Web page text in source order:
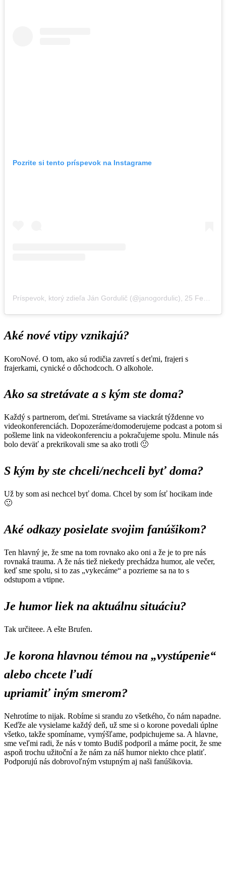
Pozrite si tento príspevok na Instagrame
Príspevok, ktorý zdieľa Ján Gordulič (@janogordulic) 25 Feb 2020 o 3:34 PST
Aké nové vtipy vznikajú?
KoroNové. O tom, ako sú rodičia zavretí s deťmi, frajeri s
frajerkami, cynické o dôchodcoch. O alkohole.
Ako sa stretávate a s kým ste doma?
Každý s partnerom, deťmi. Stretávame sa viackrát týždenne vo
videokonferenciách. Dopozeráme/domoderujeme podcast a potom si
pošleme link na videokonferenciu a pokračujeme spolu. Minule nás
bolo deväť a prekrikovali sme sa ako trotli 🙂
S kým by ste chceli/nechceli byť doma?
Už by som asi nechcel byť doma. Chcel by som ísť hocikam inde
🙂
Aké odkazy posielate svojim fanúšikom?
Ten hlavný je, že sme na tom rovnako ako oni a že je to pre nás
rovnaká trauma. A že nás tiež niekedy prechádza humor, ale večer,
keď sme spolu, si to zas „vykecáme“ a pozrieme sa na to s
odstupom a vtipne.
Je humor liek na aktuálnu situáciu?
Tak určiteee. A ešte Brufen.
Je korona hlavnou témou na „vystúpenie“
alebo chcete ľudí
upriamiť iným smerom?
Nehrotíme to nijak. Robíme si srandu zo všetkého, čo nám napadne.
Keďže ale vysielame každý deň, už sme si o korone povedali úplne
všetko, takže spomíname, vymýšľame, podpichujeme sa. A hlavne,
sme veľmi radi, že nás v tomto Budiš podporil a máme pocit, že sme
aspoň trochu užitoční a že nám za náš humor niekto chce platiť.
Podporujú nás dobrovoľným vstupným aj naši fanúšikovia.